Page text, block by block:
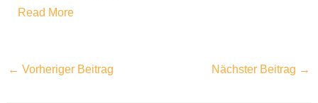
Read More
← Vorheriger Beitrag Nächster Beitrag →